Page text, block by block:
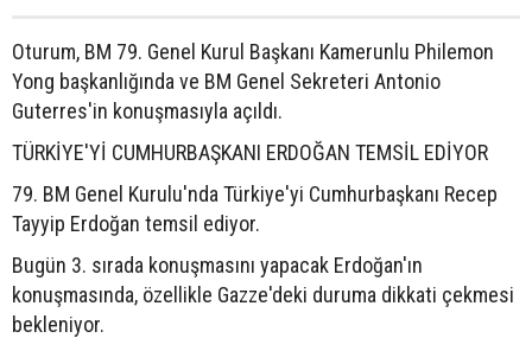
Oturum, BM 79. Genel Kurul Başkanı Kamerunlu Philemon
Yong başkanlığında ve BM Genel Sekreteri Antonio
Guterres'in konuşmasıyla açıldı.
TÜRKİYE'Yİ CUMHURBAŞKANI ERDOĞAN TEMSİL EDİYOR
79. BM Genel Kurulu'nda Türkiye'yi Cumhurbaşkanı Recep
Tayyip Erdoğan temsil ediyor.
Bugün 3. sırada konuşmasını yapacak Erdoğan'ın
konuşmasında, özellikle Gazze'deki duruma dikkati çekmesi
bekleniyor.